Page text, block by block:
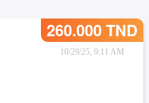
260.000 TND
10/29/25, 9:11 AM